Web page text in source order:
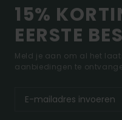
15%
EERSTE
Meld je aan om al het
aanbiedingen te